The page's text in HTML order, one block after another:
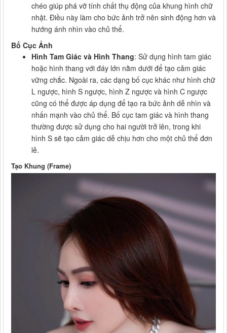
chéo giúp phá vỡ tính chất thụ động của khung hình chữ
nhật. Điều này làm cho bức ảnh trở nên sinh động hơn và
hướng ánh nhìn vào chủ thể.
Bố Cục Ảnh
Hình Tam Giác và Hình Thang: Sử dụng hình tam giác
hoặc hình thang với đáy lớn nằm dưới để tạo cảm giác
vững chắc. Ngoài ra, các dạng bố cục khác như hình chữ
L ngược, hình S ngược, hình Z ngược và hình C ngược
cũng có thể được áp dụng để tạo ra bức ảnh dễ nhìn và
nhấn mạnh vào chủ thể. Bố cục tam giác và hình thang
thường được sử dụng cho hai người trở lên, trong khi
hình S sẽ tạo cảm giác dễ chịu hơn cho một chủ thể đơn
lẻ.
Tạo Khung (Frame)